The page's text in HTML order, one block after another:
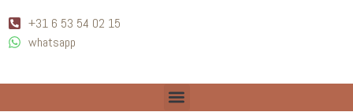
+31 6 53 54 02 15
whatsapp